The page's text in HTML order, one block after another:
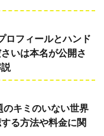
フィールとハンド
いは本名が公開さ
キミのいない世界
る方法や料金に関